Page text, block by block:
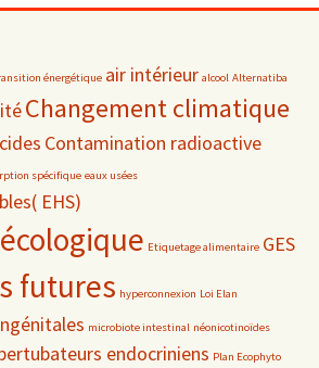
énergétique air intérieur alcool Alternatiba
Changement climatique
Contamination radioactive
spécifique eaux usées
EHS)
Etiquetage alimentaire GES
futures hyperconnexion Loi Elan
microbiote intestinal néonicotinoïdes
endocriniens Plan Ecophyto